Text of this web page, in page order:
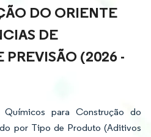
DO ORIENTE
DE
PREVISÃO (2026 -
para Construção do
por Tipo de Produto (Aditivos